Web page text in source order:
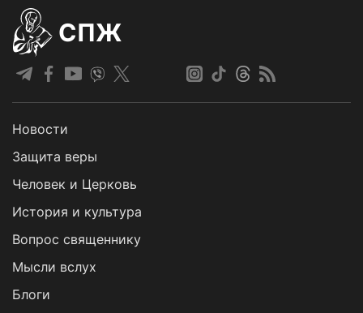
СПЖ
Новости
Защита веры
Человек и Церковь
История и культура
Вопрос священнику
Мысли вслух
Блоги